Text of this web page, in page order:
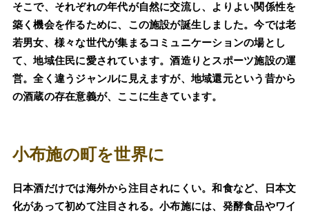
そこで、それぞれの年代が自然に交流し、よりよい関係性を
築く機会を作るために、この施設が誕生しました。今では老
若男女、様々な世代が集まるコミュニケーションの場とし
て、地域住民に愛されています。酒造りとスポーツ施設の運
営。全く違うジャンルに見えますが、地域還元という昔から
の酒蔵の存在意義が、ここに生きています。
小布施の町を世界に
日本酒だけでは海外から注目されにくい。和食など、日本文
化があって初めて注目される。小布施には、発酵食品やワイ